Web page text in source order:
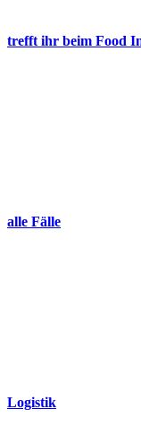
trefft ihr beim Food
alle Fälle
Logistik